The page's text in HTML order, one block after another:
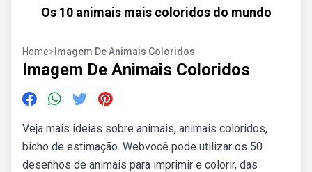
Os 10 animais mais coloridos do mundo
Home> Imagem De Animais Coloridos
Imagem De Animais Coloridos
Veja mais ideias sobre animais, animais coloridos,
bicho de estimação. Webvocê pode utilizar os 50
desenhos de animais para imprimir e colorir, das